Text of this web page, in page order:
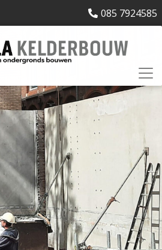
085 7924585